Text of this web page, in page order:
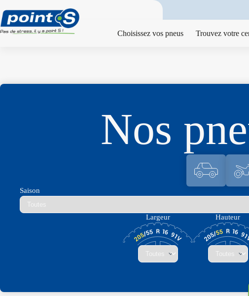
au
contenu
Choisissez vos pneus Trouvez votre
Nos
Saison
Largeur Hauteur